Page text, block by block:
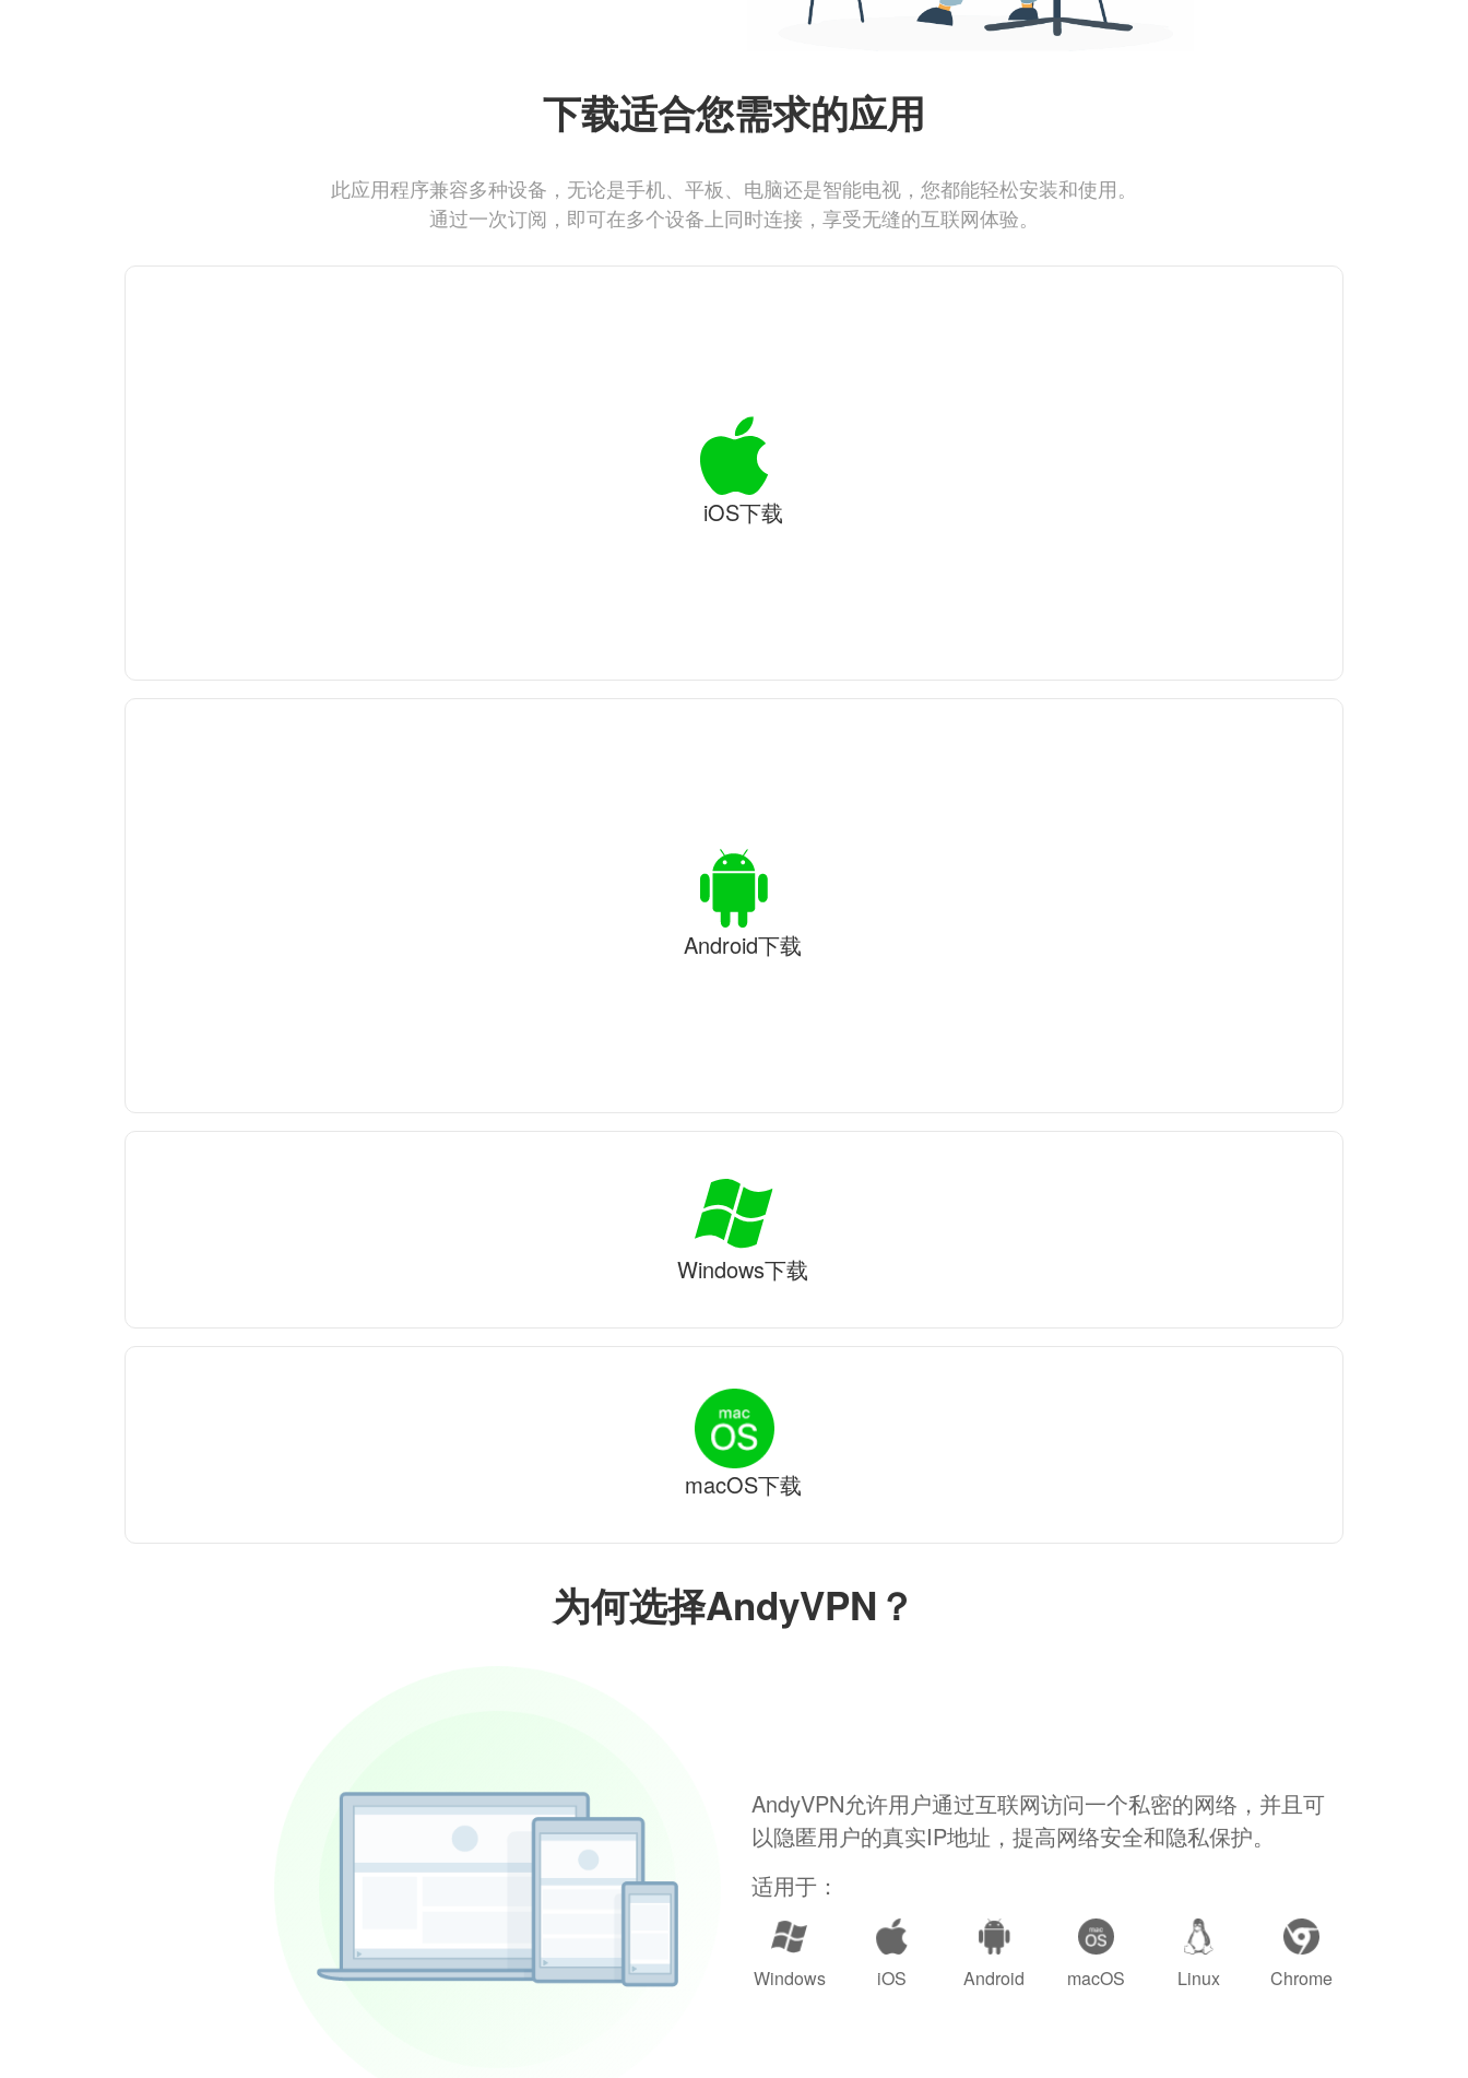
为何选择AndyVPN？
AndyVPN允许用户通过互联网访问一个私密的网络，并且可
以隐匿用户的真实IP地址，提高网络安全和隐私保护。
适用于：
Windows iOS Android macOS Linux Chrome
下载适合您需求的应用
此应用程序兼容多种设备，无论是手机、平板、电脑还是智能电视，您都能轻松安装和使用。
通过一次订阅，即可在多个设备上同时连接，享受无缝的互联网体验。
iOS下载
Android下载
Windows下载
macOS下载